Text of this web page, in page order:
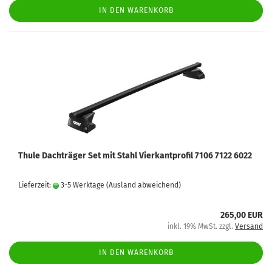
IN DEN WARENKORB
Thule Dachträger Set mit Stahl Vierkantprofil 7106 7122 6022
Lieferzeit: 3-5 Werktage (Ausland abweichend)
265,00 EUR
inkl. 19% MwSt. zzgl. Versand
IN DEN WARENKORB